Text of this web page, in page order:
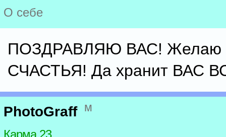
О себе
ПОЗДРАВЛЯЮ ВАС! Желаю
СЧАСТЬЯ! Да хранит ВАС
PhotoGraff м